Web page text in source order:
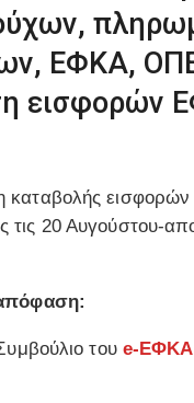
ΕΦΚΑ,
εισφορών
εισφορών
τις 20 Αυγούστου-
του e-ΕΦΚΑ